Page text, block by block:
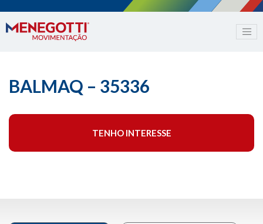
BALMAQ – 35336
TENHO INTERESSE